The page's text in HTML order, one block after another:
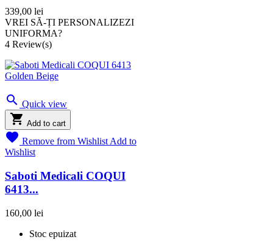
339,00 lei
VREI SĂ-ȚI PERSONALIZEZI
UNIFORMA?
4 Review(s)
 Quick view
 Add to cart
 Remove from Wishlist Add to
Wishlist
Saboti Medicali COQUI
6413...
160,00 lei
Stoc epuizat